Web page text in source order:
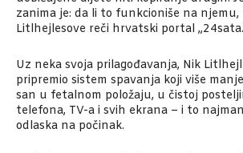
zanima je: da li to funkcioniše na njemu,
Litlhejlesove reči hrvatski portal
Uz neka svoja prilagođavanja, Nik
pripremio sistem spavanja koji više
san u fetalnom položaju, u čistoj
telefona, TV-a i svih ekrana – i to
odlaska na počinak.